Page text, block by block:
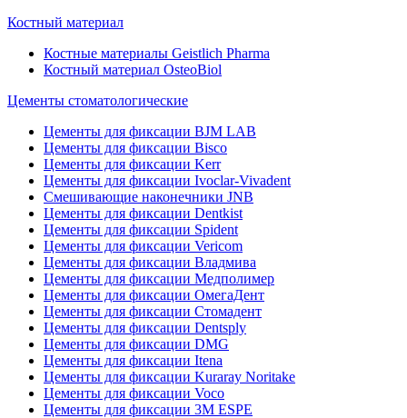
Костный материал
Костные материалы Geistlich Pharma
Костный материал OsteoBiol
Цементы стоматологические
Цементы для фиксации BJM LAB
Цементы для фиксации Bisco
Цементы для фиксации Kerr
Цементы для фиксации Ivoclar-Vivadent
Смешивающие наконечники JNB
Цементы для фиксации Dentkist
Цементы для фиксации Spident
Цементы для фиксации Vericom
Цементы для фиксации Владмива
Цементы для фиксации Медполимер
Цементы для фиксации ОмегаДент
Цементы для фиксации Стомадент
Цементы для фиксации Dentsply
Цементы для фиксации DMG
Цементы для фиксации Itena
Цементы для фиксации Kuraray Noritake
Цементы для фиксации Voco
Цементы для фиксации 3M ESPE